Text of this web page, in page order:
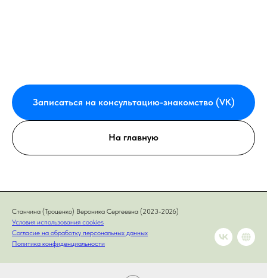
Записаться на консультацию-знакомство (VK)
На главную
Станчина (Троценко) Вероника Сергеевна (2023-2026)
Условия использования cookies
Согласие на обработку персональных данных
Политика конфиденциальности